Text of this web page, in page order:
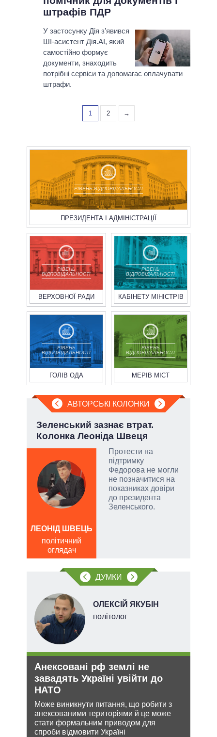
штрафів ПДР
У застосунку Дія з’явився
ШІ-асистент Дія.AI, який
самостійно формує
документи, знаходить
потрібні сервіси та допомагає оплачувати
штрафи.
1 2 →
РІВЕНЬ ВІДПОВІДАЛЬНОСТІ
ПРЕЗИДЕНТА І АДМІНІСТРАЦІЇ
РІВЕНЬ
ВІДПОВІДАЛЬНОСТІ
ВЕРХОВНОЇ РАДИ
РІВЕНЬ
ВІДПОВІДАЛЬНОСТІ
КАБІНЕТУ МІНІСТРІВ
РІВЕНЬ
ВІДПОВІДАЛЬНОСТІ
ГОЛІВ ОДА
РІВЕНЬ
ВІДПОВІДАЛЬНОСТІ
МЕРІВ МІСТ
АВТОРСЬКІ КОЛОНКИ
Зеленський зазнає втрат.
Колонка Леоніда Швеця
Протести на
підтримку
Федорова не могли
не позначитися на
показниках довіри
до президента
Зеленського.
ЛЕОНІД ШВЕЦЬ
політичний
оглядач
ДУМКИ
ОЛЕКСІЙ ЯКУБІН
політолог
Анексовані рф землі не
завадять Україні увійти до
НАТО
Може виникнути питання, що робити з
анексованими територіями й це може
стати формальним приводом для
спроби відмовити Україні